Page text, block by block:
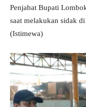
Penjabat Bupati
saat melakukan sidak
(Istimewa)